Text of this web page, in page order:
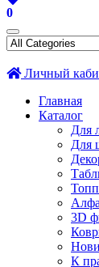
0
Личный
Главная
Каталог
Для
Для
3D
К